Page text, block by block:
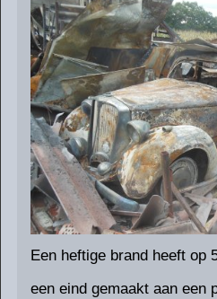
Een heftige brand heeft op
een eind gemaakt aan een